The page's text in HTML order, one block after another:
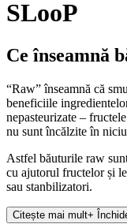
SLooP
Ce înseamnă
“Raw” înseamnă că
beneficiile
nepasteurizate –
nu sunt încălzite în
Astfel băuturile raw
cu ajutorul fructelor și
sau stanbilizatori.
Citește mai mult+